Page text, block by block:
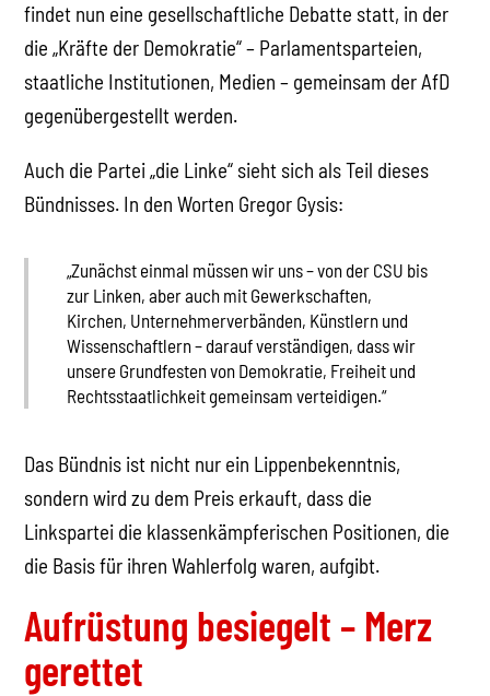
findet nun eine gesellschaftliche Debatte statt, in der
die „Kräfte der Demokratie“ – Parlamentsparteien,
staatliche Institutionen, Medien – gemeinsam der AfD
gegenübergestellt werden.
Auch die Partei „die Linke“ sieht sich als Teil dieses
Bündnisses. In den Worten Gregor Gysis:
„Zunächst einmal müssen wir uns – von der CSU bis
zur Linken, aber auch mit Gewerkschaften,
Kirchen, Unternehmerverbänden, Künstlern und
Wissenschaftlern – darauf verständigen, dass wir
unsere Grundfesten von Demokratie, Freiheit und
Rechtsstaatlichkeit gemeinsam verteidigen.“
Das Bündnis ist nicht nur ein Lippenbekenntnis,
sondern wird zu dem Preis erkauft, dass die
Linkspartei die klassenkämpferischen Positionen, die
die Basis für ihren Wahlerfolg waren, aufgibt.
Aufrüstung besiegelt – Merz
gerettet